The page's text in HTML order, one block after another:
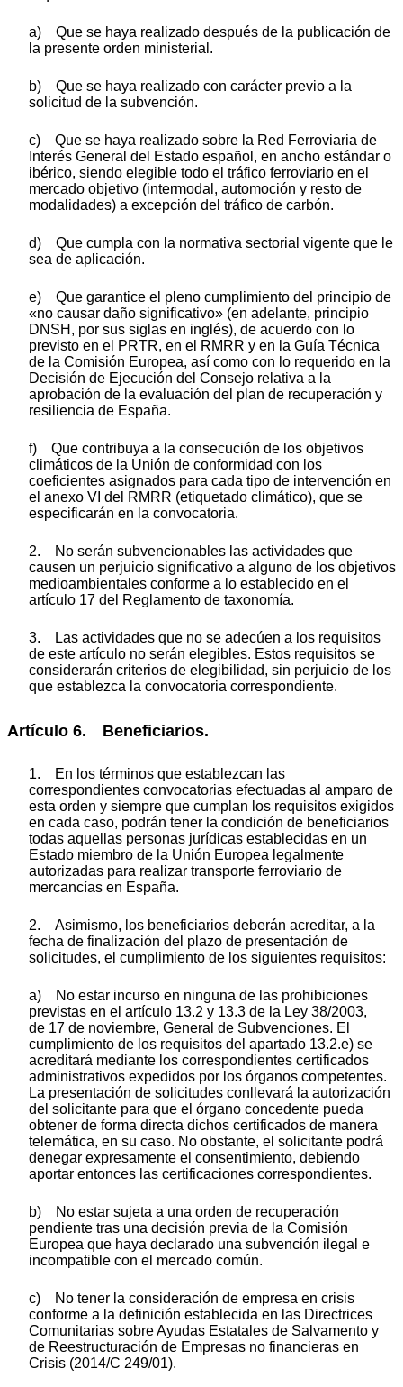
a) Que se haya realizado después de la publicación de
la presente orden ministerial.
b) Que se haya realizado con carácter previo a la
solicitud de la subvención.
c) Que se haya realizado sobre la Red Ferroviaria de
Interés General del Estado español, en ancho estándar o
ibérico, siendo elegible todo el tráfico ferroviario en el
mercado objetivo (intermodal, automoción y resto de
modalidades) a excepción del tráfico de carbón.
d) Que cumpla con la normativa sectorial vigente que le
sea de aplicación.
e) Que garantice el pleno cumplimiento del principio de
«no causar daño significativo» (en adelante, principio
DNSH, por sus siglas en inglés), de acuerdo con lo
previsto en el PRTR, en el RMRR y en la Guía Técnica
de la Comisión Europea, así como con lo requerido en la
Decisión de Ejecución del Consejo relativa a la
aprobación de la evaluación del plan de recuperación y
resiliencia de España.
f) Que contribuya a la consecución de los objetivos
climáticos de la Unión de conformidad con los
coeficientes asignados para cada tipo de intervención en
el anexo VI del RMRR (etiquetado climático), que se
especificarán en la convocatoria.
2. No serán subvencionables las actividades que
causen un perjuicio significativo a alguno de los objetivos
medioambientales conforme a lo establecido en el
artículo 17 del Reglamento de taxonomía.
3. Las actividades que no se adecúen a los requisitos
de este artículo no serán elegibles. Estos requisitos se
considerarán criterios de elegibilidad, sin perjuicio de los
que establezca la convocatoria correspondiente.
Artículo 6. Beneficiarios.
1. En los términos que establezcan las
correspondientes convocatorias efectuadas al amparo de
esta orden y siempre que cumplan los requisitos exigidos
en cada caso, podrán tener la condición de beneficiarios
todas aquellas personas jurídicas establecidas en un
Estado miembro de la Unión Europea legalmente
autorizadas para realizar transporte ferroviario de
mercancías en España.
2. Asimismo, los beneficiarios deberán acreditar, a la
fecha de finalización del plazo de presentación de
solicitudes, el cumplimiento de los siguientes requisitos:
a) No estar incurso en ninguna de las prohibiciones
previstas en el artículo 13.2 y 13.3 de la Ley 38/2003,
de 17 de noviembre, General de Subvenciones. El
cumplimiento de los requisitos del apartado 13.2.e) se
acreditará mediante los correspondientes certificados
administrativos expedidos por los órganos competentes.
La presentación de solicitudes conllevará la autorización
del solicitante para que el órgano concedente pueda
obtener de forma directa dichos certificados de manera
telemática, en su caso. No obstante, el solicitante podrá
denegar expresamente el consentimiento, debiendo
aportar entonces las certificaciones correspondientes.
b) No estar sujeta a una orden de recuperación
pendiente tras una decisión previa de la Comisión
Europea que haya declarado una subvención ilegal e
incompatible con el mercado común.
c) No tener la consideración de empresa en crisis
conforme a la definición establecida en las Directrices
Comunitarias sobre Ayudas Estatales de Salvamento y
de Reestructuración de Empresas no financieras en
Crisis (2014/C 249/01).